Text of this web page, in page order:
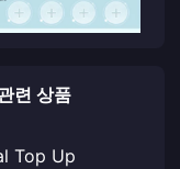
련 상품
Top Up